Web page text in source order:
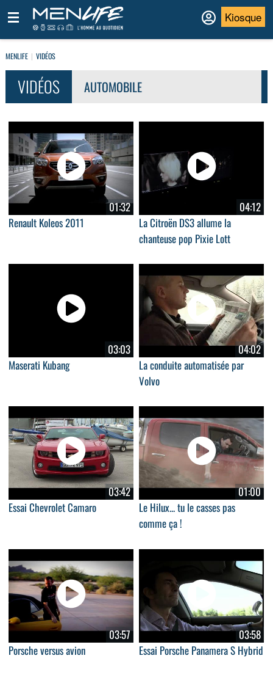
Kiosque
MENLIFE VIDÉOS
VIDÉOS AUTOMOBILE
01:32
Renault Koleos 2011
04:12
La Citroën DS3 allume la
chanteuse pop Pixie Lott
03:03
Maserati Kubang
04:02
La conduite automatisée par
Volvo
03:42
Essai Chevrolet Camaro
01:00
Le Hilux... tu le casses pas
comme ça !
03:57
Porsche versus avion
03:58
Essai Porsche Panamera S Hybrid